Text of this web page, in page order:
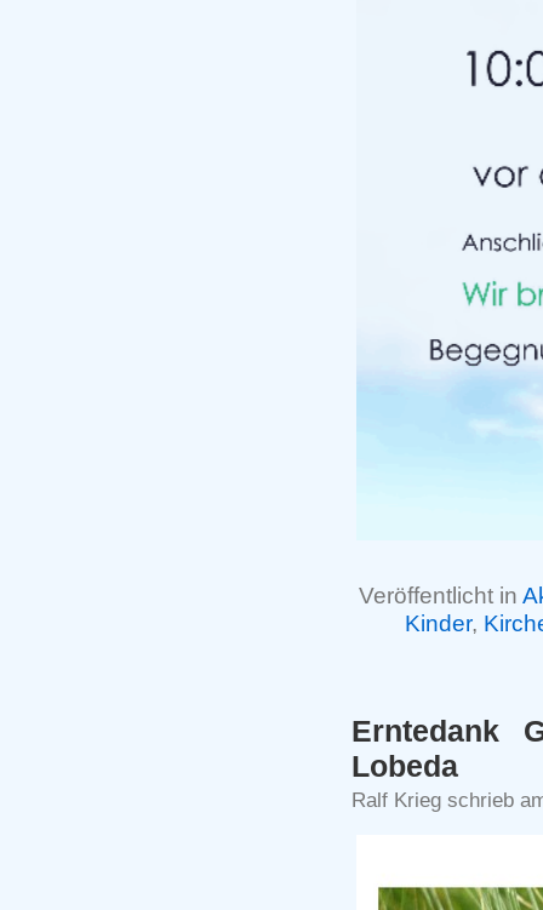
Veröffentlicht in
Kinder,
Erntedank
Lobeda
Ralf Krieg schrieb